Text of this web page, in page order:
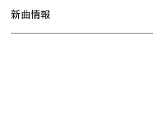
新曲情報